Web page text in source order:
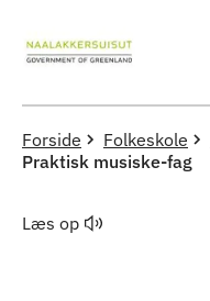
Forside Folkeskole
Praktisk musiske-fag
Læs op